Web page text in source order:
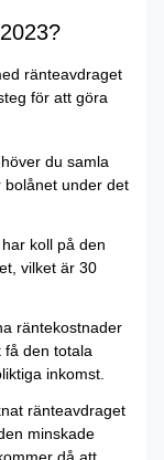
ränteavdraget
för att göra
du samla
bolånet under det
koll på den
vilket är 30
räntekostnader
få den totala
inkomst.
ränteavdraget
minskade